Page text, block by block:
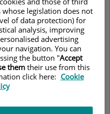
Citalegislation does not
of data protection) for
analysis, improving
advertising
navigation. You can
the button "Accept
them their use from this
click here: Cookie